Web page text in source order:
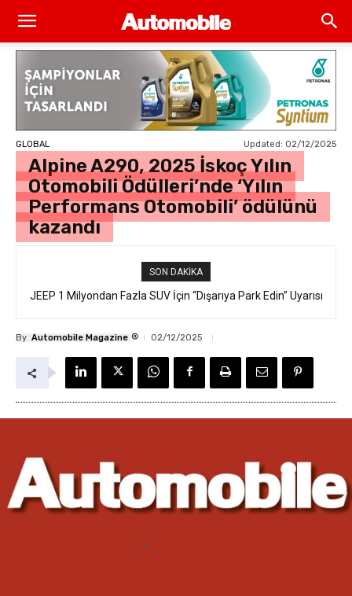
GLOBAL Updated: 02/12/2025
Alpine A290, 2025 İskoç Yılın
Otomobili Ödülleri’nde ‘Yılın
Performans Otomobili’ ödülünü
kazandı
SON DAKIKA
JEEP 1 Milyondan Fazla SUV İçin “Dışarıya Park Edin” Uyarısı
By Automobile Magazine ® 02/12/2025